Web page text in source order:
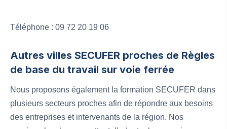
Téléphone : 09 72 20 19 06
Autres villes SECUFER proches de Règles
de base du travail sur voie ferrée
Nous proposons également la formation SECUFER dans
plusieurs secteurs proches afin de répondre aux besoins
des entreprises et intervenants de la région. Nos